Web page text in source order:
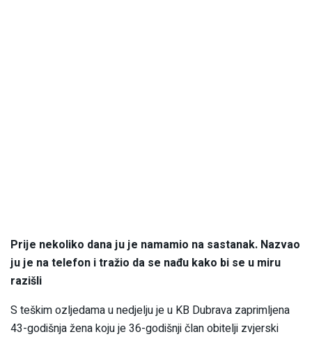
Prije nekoliko dana ju je namamio na sastanak. Nazvao
ju je na telefon i tražio da se nađu kako bi se u miru
razišli
S teškim ozljedama u nedjelju je u KB Dubrava zaprimljena
43-godišnja žena koju je 36-godišnji član obitelji zvjerski